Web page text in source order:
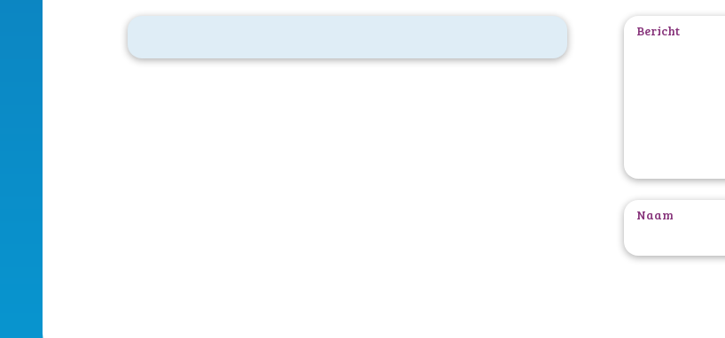
Bericht
Naam